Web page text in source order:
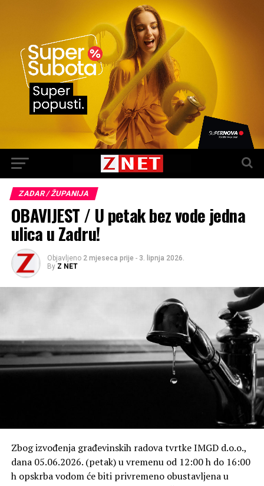
ZADAR / ŽUPANIJA
OBAVIJEST / U petak bez vode jedna
ulica u Zadru!
Objavljeno 2 mjeseca prije - 3. lipnja 2026.
By Z NET
Zbog izvođenja građevinskih radova tvrtke IMGD d.o.o.,
dana 05.06.2026. (petak) u vremenu od 12:00 h do 16:00
h opskrba vodom će biti privremeno obustavljena u